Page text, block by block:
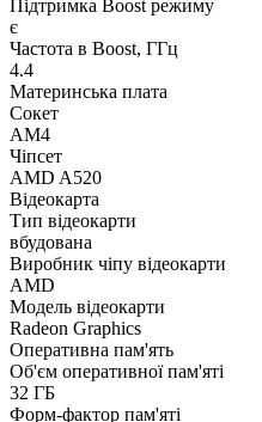
Підтримка Boost режиму
є
Частота в Boost, ГГц
4.4
Материнська плата
Сокет
AM4
Чіпсет
AMD A520
Відеокарта
Тип відеокарти
вбудована
Виробник чіпу відеокарти
AMD
Модель відеокарти
Radeon Graphics
Оперативна пам'ять
Об'єм оперативної пам'яті
32 ГБ
Форм-фактор пам'яті